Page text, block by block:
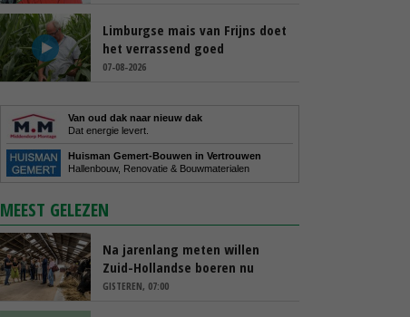
Limburgse mais van Frijns doet
het verrassend goed
07-08-2026
Van oud dak naar nieuw dak
Dat energie levert.
Huisman Gemert-Bouwen in Vertrouwen
Hallenbouw, Renovatie & Bouwmaterialen
MEEST GELEZEN
Na jarenlang meten willen
Zuid-Hollandse boeren nu
erkenning
GISTEREN, 07:00